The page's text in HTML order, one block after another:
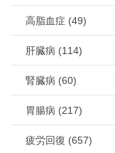
高脂血症 (49)
肝臓病 (114)
腎臓病 (60)
胃腸病 (217)
疲労回復 (657)